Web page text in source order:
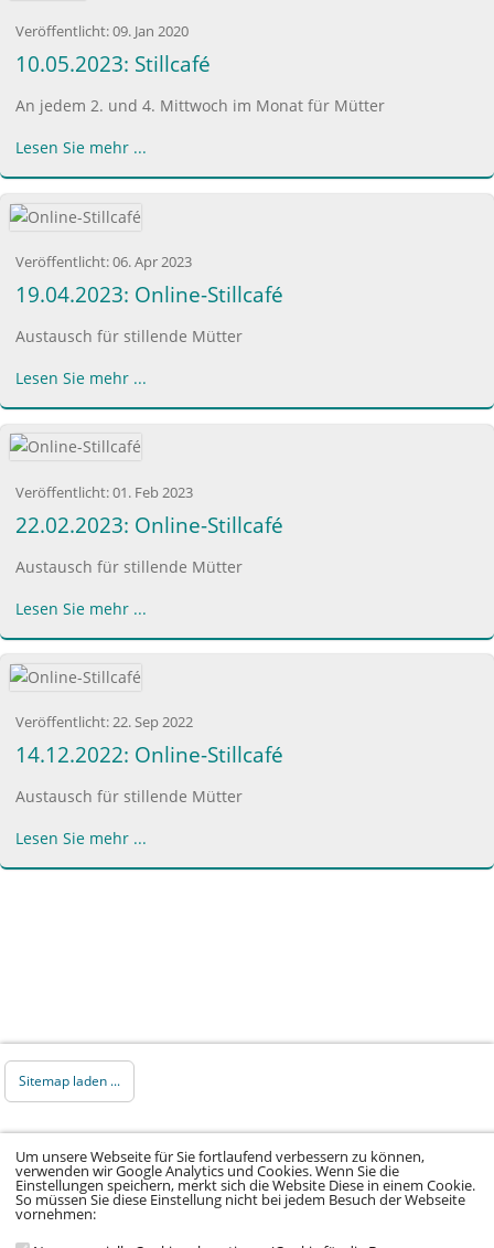
Veröffentlicht:09. Jan 2020
10.05.2023: Stillcafé
An jedem 2. und 4. Mittwoch im Monat für Mütter
Lesen Sie mehr ...
Veröffentlicht:06. Apr 2023
19.04.2023: Online-Stillcafé
Austausch für stillende Mütter
Lesen Sie mehr ...
Veröffentlicht:01. Feb 2023
22.02.2023: Online-Stillcafé
Austausch für stillende Mütter
Lesen Sie mehr ...
Veröffentlicht:22. Sep 2022
14.12.2022: Online-Stillcafé
Austausch für stillende Mütter
Lesen Sie mehr ...
Sitemap laden ...
© 2026 Klinikum Würzburg Mitte gGmbH •
Impressum•Datenschutz•Datenschutz Social
Media•Kontakt•Hinweisgeber•Barrierefreiheitserklärung
Um unsere Webseite für Sie fortlaufend verbessern zu können,
verwenden wir Google Analytics und Cookies. Wenn Sie die
Einstellungen speichern, merkt sich die Website Diese in einem Cookie.
So müssen Sie diese Einstellung nicht bei jedem Besuch der Webseite
vornehmen: